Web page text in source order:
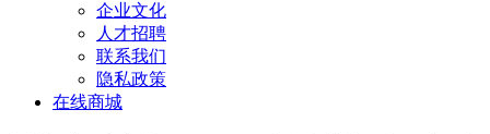
企业文化
人才招聘
联系我们
隐私政策
在线商城